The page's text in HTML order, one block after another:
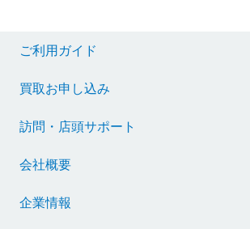
ご利用ガイド
買取お申し込み
訪問・店頭サポート
会社概要
企業情報